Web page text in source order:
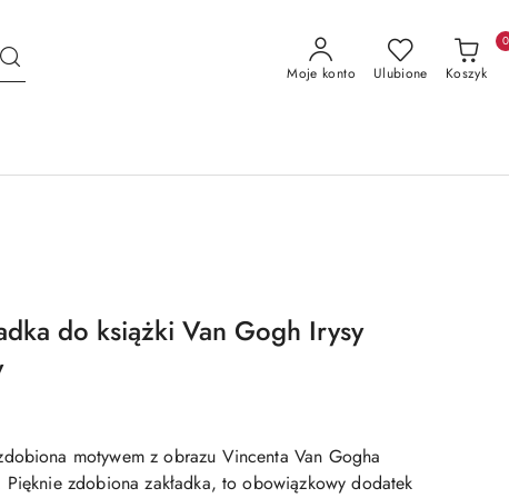
Moje konto Ulubione Koszyk
0
do książki Van Gogh Irysy
motywem z obrazu Vincenta Van Gogha
zdobiona zakładka, to obowiązkowy dodatek